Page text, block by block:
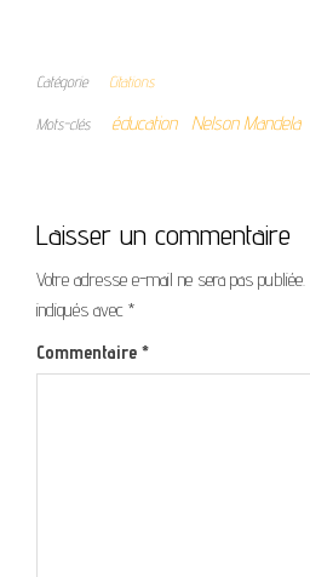
Catégorie Citations
Mots-clés éducation Nelson Mandela
Laisser un commentaire
Votre adresse e-mail ne sera pas publiée.
indiqués avec *
Commentaire *